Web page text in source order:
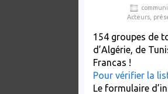
Acteurs
154 groupes de
d’Algérie, de
Francas !
Pour vérifier la
Le formulaire